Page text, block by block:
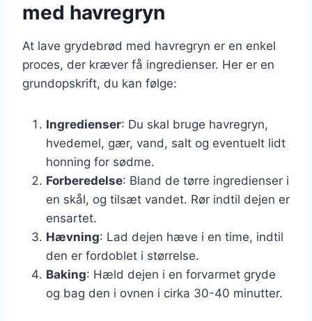
med havregryn
At lave grydebrød med havregryn er en enkel
proces, der kræver få ingredienser. Her er en
grundopskrift, du kan følge:
Ingredienser: Du skal bruge havregryn,
hvedemel, gær, vand, salt og eventuelt lidt
honning for sødme.
Forberedelse: Bland de tørre ingredienser i
en skål, og tilsæt vandet. Rør indtil dejen er
ensartet.
Hævning: Lad dejen hæve i en time, indtil
den er fordoblet i størrelse.
Baking: Hæld dejen i en forvarmet gryde
og bag den i ovnen i cirka 30-40 minutter.